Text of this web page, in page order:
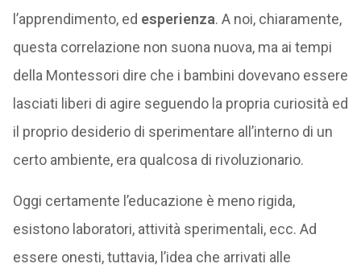
l’apprendimento, ed esperienza. A noi, chiaramente,
questa correlazione non suona nuova, ma ai tempi
della Montessori dire che i bambini dovevano essere
lasciati liberi di agire seguendo la propria curiosità ed
il proprio desiderio di sperimentare all’interno di un
certo ambiente, era qualcosa di rivoluzionario.
Oggi certamente l’educazione è meno rigida,
esistono laboratori, attività sperimentali, ecc. Ad
essere onesti, tuttavia, l’idea che arrivati alle